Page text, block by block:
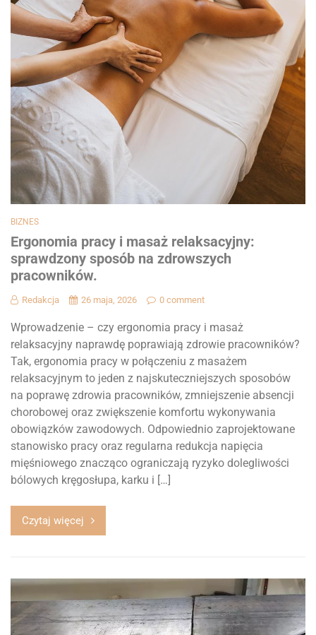
BIZNES
Ergonomia pracy i masaż relaksacyjny:
sprawdzony sposób na zdrowszych
pracowników.
Redakcja 26 maja, 2026 0 comment
Wprowadzenie – czy ergonomia pracy i masaż
relaksacyjny naprawdę poprawiają zdrowie pracowników?
Tak, ergonomia pracy w połączeniu z masażem
relaksacyjnym to jeden z najskuteczniejszych sposobów
na poprawę zdrowia pracowników, zmniejszenie absencji
chorobowej oraz zwiększenie komfortu wykonywania
obowiązków zawodowych. Odpowiednio zaprojektowane
stanowisko pracy oraz regularna redukcja napięcia
mięśniowego znacząco ograniczają ryzyko dolegliwości
bólowych kręgosłupa, karku i […]
Czytaj więcej